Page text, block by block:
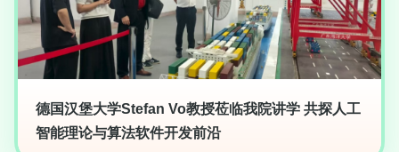
德国汉堡大学Stefan Vo教授莅临我院讲学 共探人工
智能理论与算法软件开发前沿